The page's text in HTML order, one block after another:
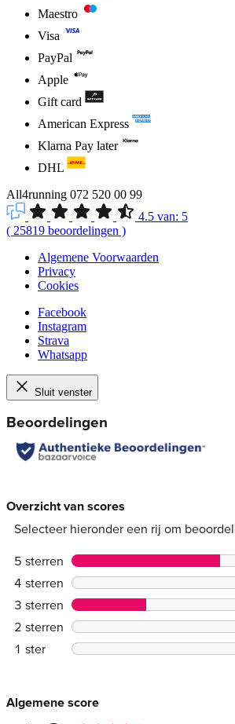
Maestro
Visa
PayPal
Apple
Gift card
American Express
Klarna Pay later
DHL
All4running 072 520 00 99
4.5 van: 5
( 25819 beoordelingen )
Algemene Voorwaarden
Privacy
Cookies
Facebook
Instagram
Strava
Whatsapp
Sluit venster